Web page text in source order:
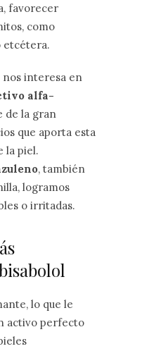
favorecer
como
etcétera.
interesa en
alfa-
de la gran
que aporta esta
la piel.
, también
logramos
o irritadas.
lo que le
activo perfecto